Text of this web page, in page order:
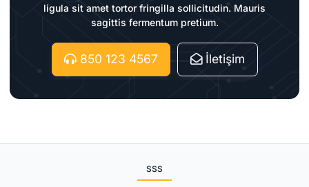
ligula sit amet tortor fringilla sollicitudin. Mauris
sagittis fermentum pretium.
850 123 4567 İletişim
SSS